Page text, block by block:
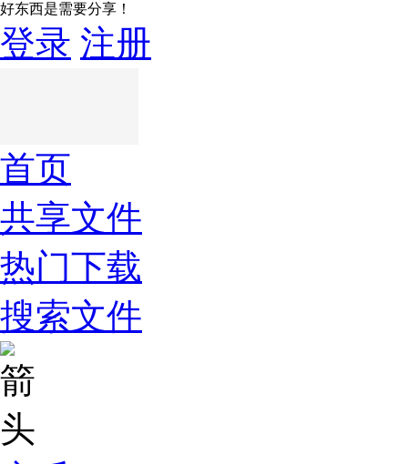
好东西是需要分享！
登录 注册
首页
共享文件
热门下载
搜索文件